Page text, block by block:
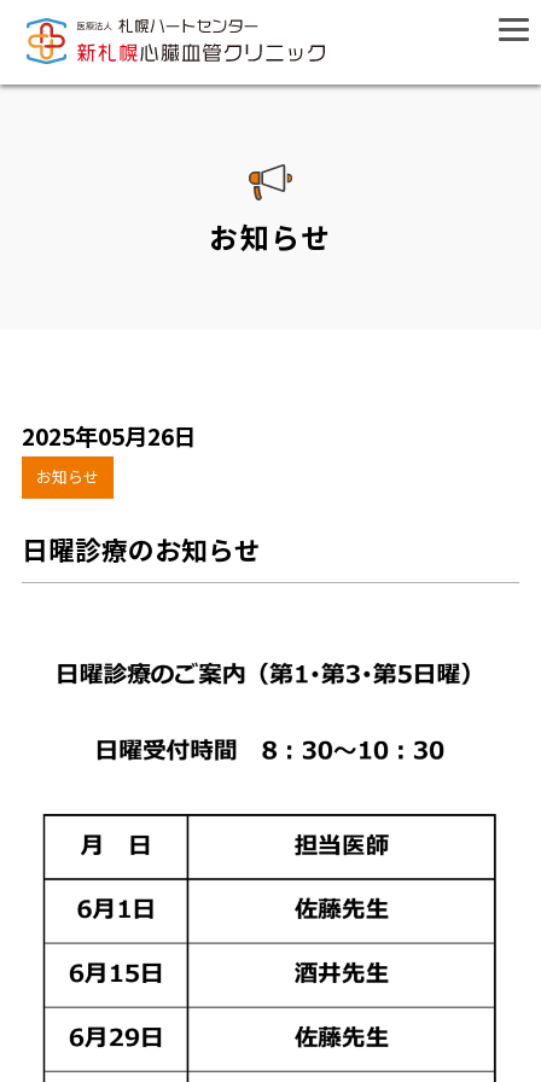
お知らせ
2025年05月26日
お知らせ
日曜診療のお知らせ